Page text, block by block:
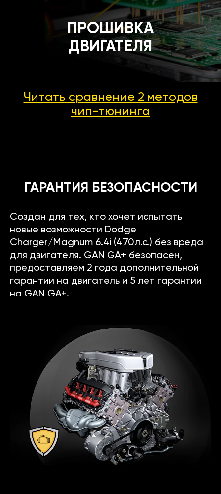
ПРОШИВКА
ДВИГАТЕЛЯ
Читать сравнение 2 методов
чип-тюнинга
ГАРАНТИЯ БЕЗОПАСНОСТИ
Создан для тех, кто хочет испытать
новые возможности Dodge
Charger/Magnum 6.4i (470л.с.) без вреда
для двигателя. GAN GA+ безопасен,
предоставляем 2 года дополнительной
гарантии на двигатель и 5 лет гарантии
на GAN GA+.